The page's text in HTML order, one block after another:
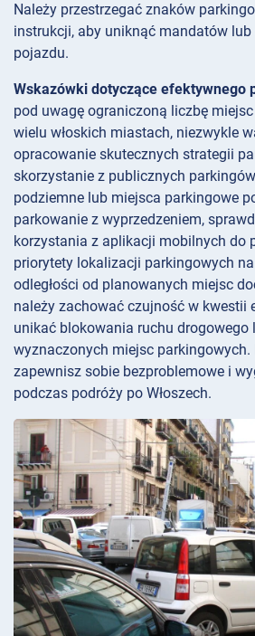
Należy przestrzegać znaków
instrukcji, aby uniknąć mandatów
pojazdu.
Wskazówki dotyczące efektywnego
pod uwagę ograniczoną liczbę
wielu włoskich miastach, niezwykle
opracowanie skutecznych strategii
skorzystanie z publicznych
podziemne lub miejsca parkingowe
parkowanie z wyprzedzeniem,
korzystania z aplikacji mobilnych do
priorytety lokalizacji parkingowych
odległości od planowanych miejsc
należy zachować czujność w kwestii
unikać blokowania ruchu drogowego
wyznaczonych miejsc parkingowych.
zapewnisz sobie bezproblemowe i
podczas podróży po Włoszech.